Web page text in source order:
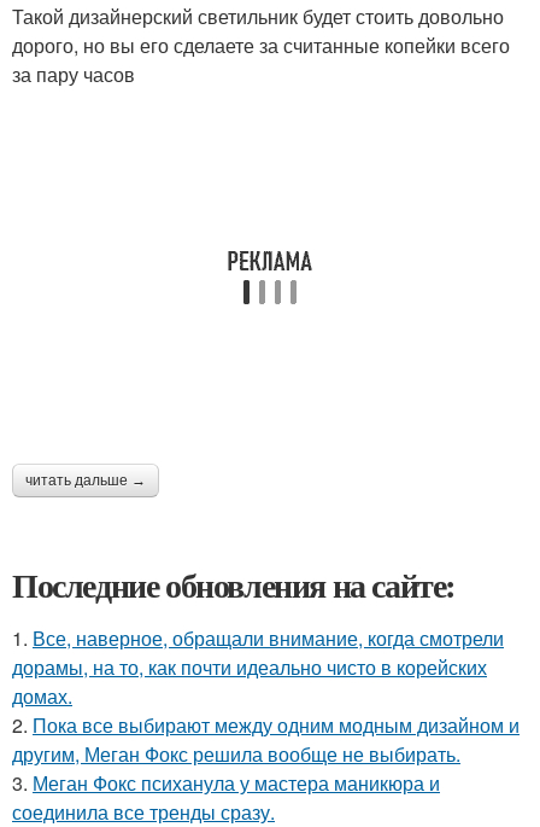
Такой дизайнерский светильник будет стоить довольно
дорого, но вы его сделаете за считанные копейки всего
за пару часов
читать дальше →
Последние обновления на сайте:
1. Все, наверное, обращали внимание, когда смотрели
дорамы, на то, как почти идеально чисто в корейских
домах.
2. Пока все выбирают между одним модным дизайном и
другим, Меган Фокс решила вообще не выбирать.
3. Меган Фокс психанула у мастера маникюра и
соединила все тренды сразу.